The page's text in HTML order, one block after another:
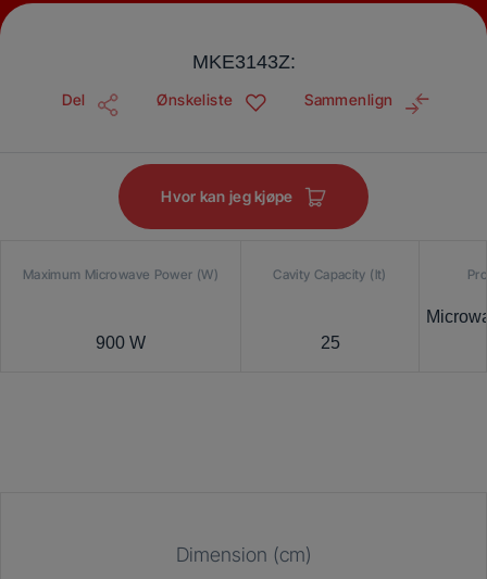
MKE3143Z:
Del Ønskeliste Sammenlign
Hvor kan jeg kjøpe
Maximum Microwave Power (W)
900 W
Cavity Capacity (lt)
25
Dimension (cm)